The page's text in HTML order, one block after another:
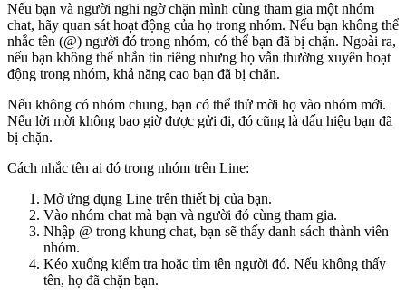
Nếu bạn và người nghi ngờ chặn mình cùng tham gia một nhóm
chat, hãy quan sát hoạt động của họ trong nhóm. Nếu bạn không thể
nhắc tên (@) người đó trong nhóm, có thể bạn đã bị chặn. Ngoài ra,
nếu bạn không thể nhắn tin riêng nhưng họ vẫn thường xuyên hoạt
động trong nhóm, khả năng cao bạn đã bị chặn.
Nếu không có nhóm chung, bạn có thể thử mời họ vào nhóm mới.
Nếu lời mời không bao giờ được gửi đi, đó cũng là dấu hiệu bạn đã
bị chặn.
Cách nhắc tên ai đó trong nhóm trên Line:
Mở ứng dụng Line trên thiết bị của bạn.
Vào nhóm chat mà bạn và người đó cùng tham gia.
Nhập @ trong khung chat, bạn sẽ thấy danh sách thành viên
nhóm.
Kéo xuống kiểm tra hoặc tìm tên người đó. Nếu không thấy
tên, họ đã chặn bạn.